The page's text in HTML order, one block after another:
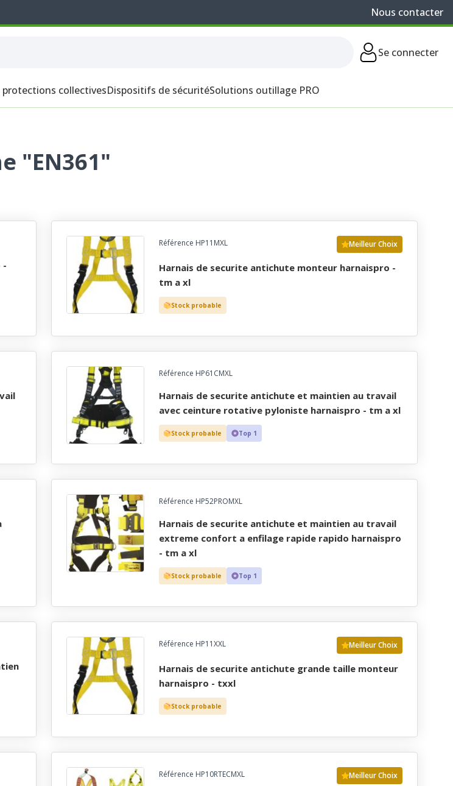
Nous contacter
Se connecter
protections collectivesDispositifs de sécuritéSolutions outillage PRO
"EN361"
Référence HP11MXL Meilleur Choix
harnais de securite antichute monteur harnaispro -
tm a xl
Stock probable
Référence HP61CMXL
harnais de securite antichute et maintien au travail
avec ceinture rotative pyloniste harnaispro - tm a xl
Stock probable Top 1
Référence HP52PROMXL
harnais de securite antichute et maintien au travail
extreme confort a enfilage rapide rapido harnaispro
- tm a xl
Stock probable Top 1
Référence HP11XXL Meilleur Choix
harnais de securite antichute grande taille monteur
harnaispro - txxl
Stock probable
Référence HP10RTECMXL Meilleur Choix